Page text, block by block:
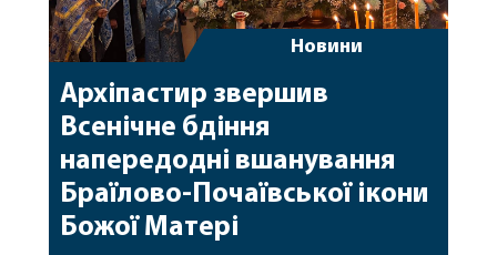
Новини
Архіпастир звершив
Всенічне бдіння
напередодні вшанування
Браїлово-Почаївської ікони
Божої Матері